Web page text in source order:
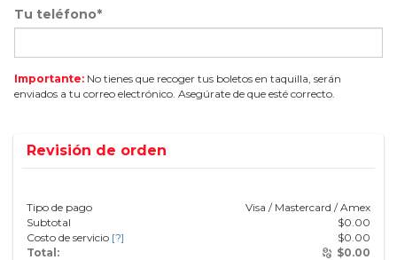
Tu teléfono*
Importante: No tienes que recoger tus boletos en taquilla, serán
enviados a tu correo electrónico. Asegúrate de que esté correcto.
Revisión de orden
Tipo de pago
Visa / Mastercard / Amex
Subtotal
$0.00
Costo de servicio [?] $0.00
Total:
$0.00